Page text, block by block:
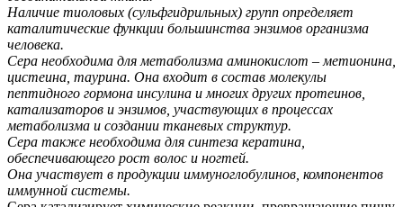
Наличие тиоловых (сульфгидрильных) групп определяет
каталитические функции большинства энзимов организма
человека.
Сера необходима для метаболизма аминокислот – метионина,
цистеина, таурина. Она входит в состав молекулы
пептидного гормона инсулина и многих других протеинов,
катализаторов и энзимов, участвующих в процессах
метаболизма и создании тканевых структур.
Сера также необходима для синтеза кератина,
обеспечивающего рост волос и ногтей.
Она участвует в продукции иммуноглобулинов, компонентов
иммунной системы.